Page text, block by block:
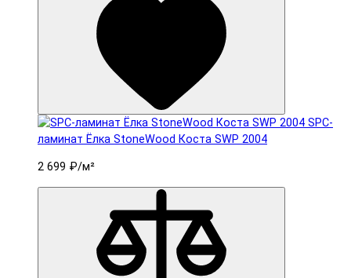
SPC-
ламинат Ëлка StoneWood Коста SWP 2004
2 699 ₽/м²